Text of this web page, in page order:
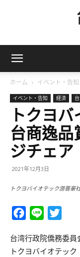
ホーム イベント・告知
イベント・告知 経済
トクヨ
台商逸品
ジチェア
2021年12月3日
トクヨバイオテック游晋豪
Facebook
Line
台湾行政院僑務委
トクヨバイオテッ